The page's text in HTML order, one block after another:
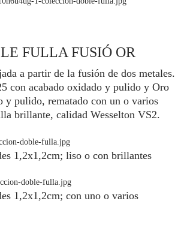
FULLA FUSIÓ OR
a partir de la fusión de dos metales.
con acabado oxidado y pulido y Oro
y pulido, rematado con un o varios
brillante, calidad Wesselton VS2.
1,2x1,2cm; liso o con brillantes
1,2x1,2cm; con uno o varios